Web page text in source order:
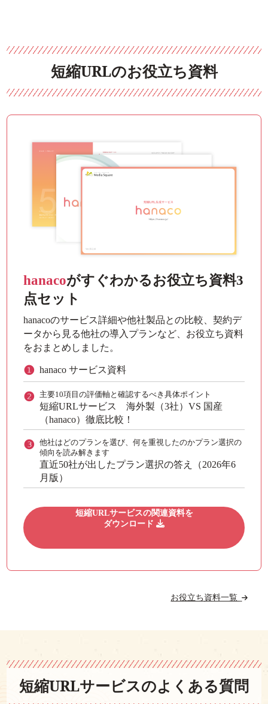
短縮URLのお役立ち資料
hanacoがすぐわかるお役立ち資料3
点セット
hanacoのサービス詳細や他社製品との比較、契約デ
ータから見る他社の導入プランなど、お役立ち資料
をおまとめしました。
❶ hanaco サービス資料
❷ 主要10項目の評価軸と確認するべき具体ポイント
短縮URLサービス 海外製（3社）VS 国産
（hanaco）徹底比較！
❸
他社はどのプランを選び、何を重視したのかプラン選択の
傾向を読み解きます
直近50社が出したプラン選択の答え（2026年6
月版）
短縮URLサービスの関連資料を
ダウンロード
お役立ち資料一覧
短縮URLサービスのよくある質問